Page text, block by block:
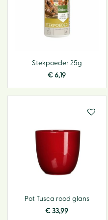
Stekpoeder 25g
€ 6,19
Pot Tusca rood glans
€ 33,99